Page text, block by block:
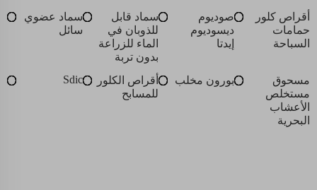
أقراص كلور
حمامات
السباحة
صوديوم
ديسوديوم
إيدتا
سماد قابل
للذوبان في
الماء للزراعة
بدون تربة
سماد عضوي
سائل
مسحوق
مستخلص
الأعشاب
البحرية
بورون مخلب
أقراص الكلور
للمسابح
Sdic